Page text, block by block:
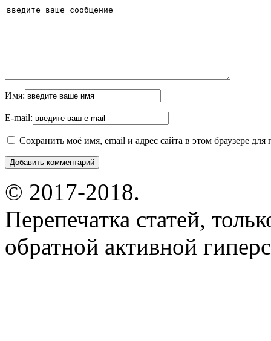
Имя:
E-mail:
Сохранить моё имя, email и адрес сайта в этом браузере
© 2017-2018.
Перепечатка статей,
обратной активной